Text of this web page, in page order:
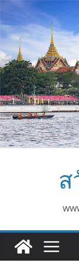
Skip
to
content
ส